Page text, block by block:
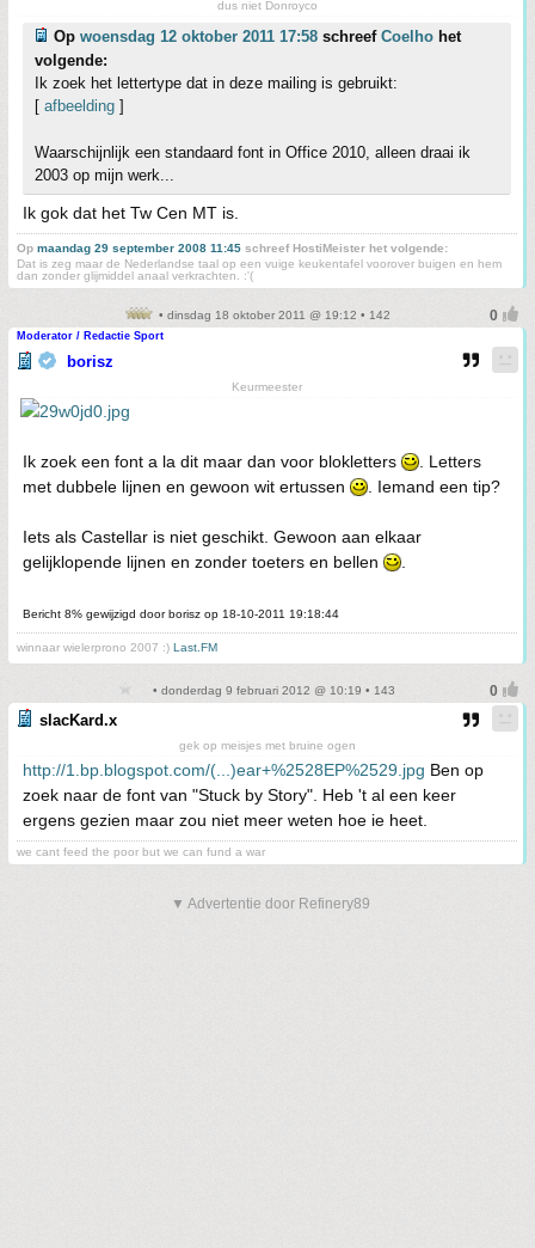
dus niet Donroyco
Op woensdag 12 oktober 2011 17:58 schreef Coelho het
volgende:
Ik zoek het lettertype dat in deze mailing is gebruikt:
[ afbeelding ]
Waarschijnlijk een standaard font in Office 2010, alleen draai ik
2003 op mijn werk...
Ik gok dat het Tw Cen MT is.
Op maandag 29 september 2008 11:45 schreef HostiMeister het volgende:
Dat is zeg maar de Nederlandse taal op een vuige keukentafel voorover buigen en hem
dan zonder glijmiddel anaal verkrachten. :'(
• dinsdag 18 oktober 2011 @ 19:12 • 142
Moderator / Redactie Sport
borisz
Keurmeester
Ik zoek een font a la dit maar dan voor blokletters
. Letters
met dubbele lijnen en gewoon wit ertussen
. Iemand een tip?
Iets als Castellar is niet geschikt. Gewoon aan elkaar
gelijklopende lijnen en zonder toeters en bellen
Bericht 8% gewijzigd door borisz op 18-10-2011 19:18:44
winnaar wielerprono 2007 :) Last.FM
• donderdag 9 februari 2012 @ 10:19 • 143
slacKard.x
gek op meisjes met bruine ogen
http://1.bp.blogspot.com/(...)ear+%2528EP%2529.jpg Ben op
zoek naar de font van "Stuck by Story". Heb 't al een keer
ergens gezien maar zou niet meer weten hoe ie heet.
we cant feed the poor but we can fund a war
▼ Advertentie door Refinery89